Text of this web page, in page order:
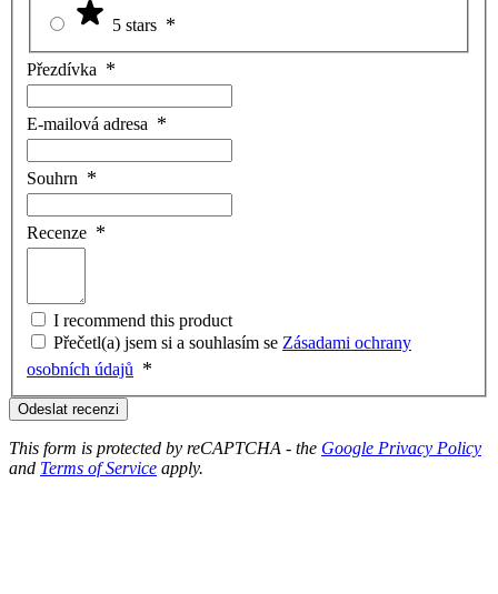
5 stars
Přezdívka
E-mailová adresa
Souhrn
Recenze
I recommend this product
Přečetl(a) jsem si a souhlasím se Zásadami ochrany
osobních údajů
Odeslat recenzi
This form is protected by reCAPTCHA - the Google Privacy Policy
and Terms of Service apply.